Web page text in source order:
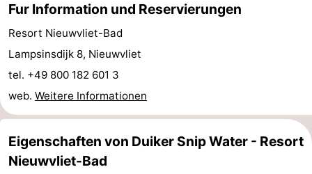
Medizin
Adressen
Region
Zeeland
Walcheren
-
Veere
-
Fur Information und Reservierungen
Resort Nieuwvliet-Bad
Lampsinsdijk 8, Nieuwvliet
tel. +49 800 182 601 3
web. Weitere Informationen
Eigenschaften von Duiker Snip Water - Resort
Nieuwvliet-Bad